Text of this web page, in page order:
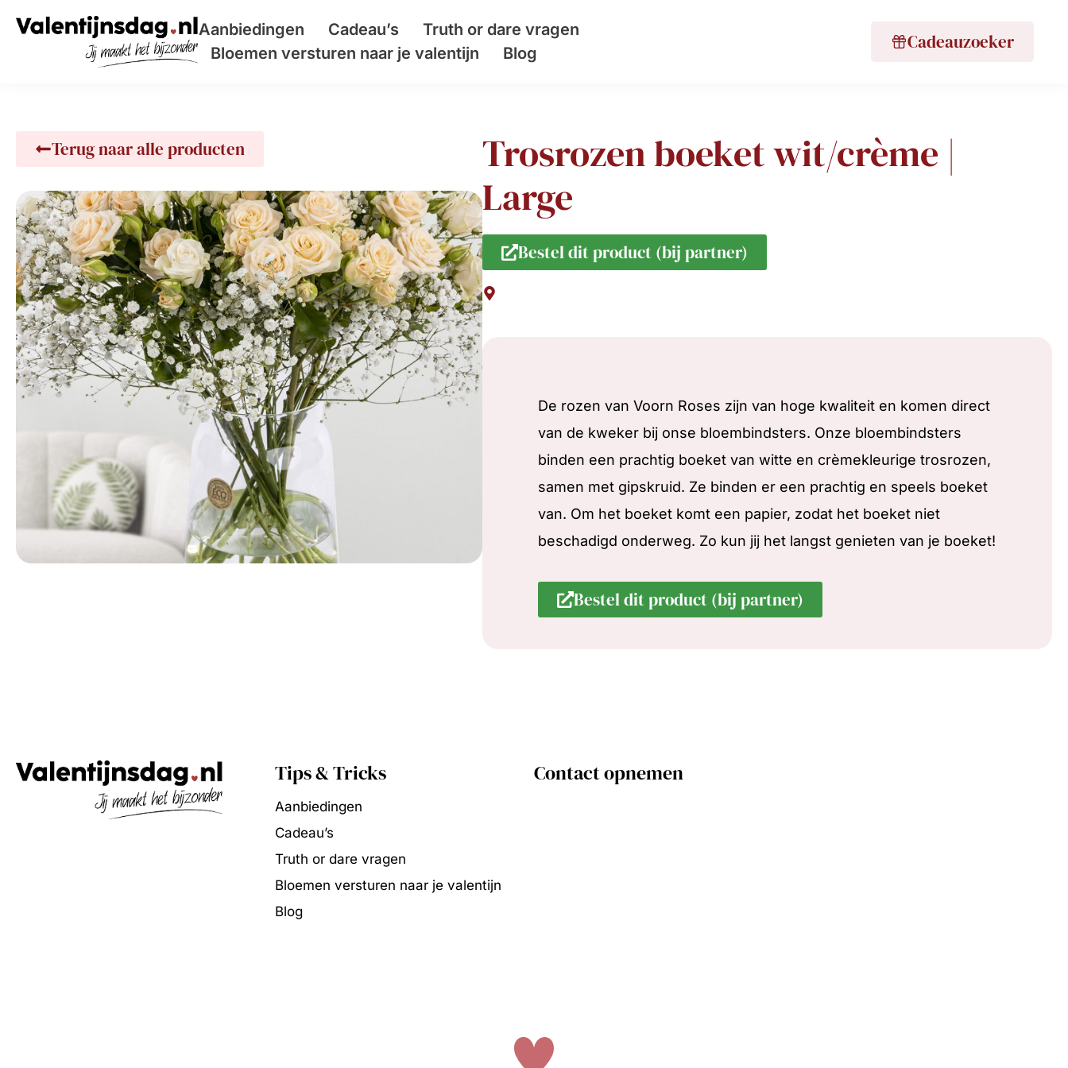
Aanbiedingen Cadeau’s
Truth or dare vragen
Bloemen versturen naar je valentijn
Blog
Cadeauzoeker
Terug naar alle producten
Trosrozen boeket wit/crème |
Large
Bestel dit product (bij partner)
De rozen van Voorn Roses zijn van hoge kwaliteit en komen direct
van de kweker bij onse bloembindsters. Onze bloembindsters
binden een prachtig boeket van witte en crèmekleurige trosrozen,
samen met gipskruid. Ze binden er een prachtig en speels boeket
van. Om het boeket komt een papier, zodat het boeket niet
beschadigd onderweg. Zo kun jij het langst genieten van je boeket!
Bestel dit product (bij partner)
Tips & Tricks
Aanbiedingen
Cadeau’s
Truth or dare vragen
Bloemen versturen naar je valentijn
Blog
Contact opnemen